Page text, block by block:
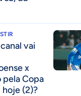
vai
x
pela Copa
hoje (2)?